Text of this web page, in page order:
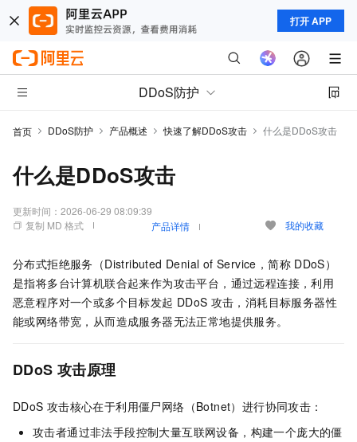
打开 APP
DDoS防护
首页 DDoS防护 产品概述 快速了解DDoS攻击 什么是DDoS攻击
什么是DDoS攻击
更新时间： 2026-06-29 08:09:39
复制 MD 格式
产品详情 我的收藏
分布式拒绝服务（Distributed Denial of Service，简称 DDoS）
是指将多台计算机联合起来作为攻击平台，通过远程连接，利用
恶意程序对一个或多个目标发起 DDoS 攻击，消耗目标服务器性
能或网络带宽，从而造成服务器无法正常地提供服务。
DDoS 攻击原理
DDoS 攻击核心在于利用僵尸网络（Botnet）进行协同攻击：
攻击者通过非法手段控制大量互联网设备，构建一个庞大的僵